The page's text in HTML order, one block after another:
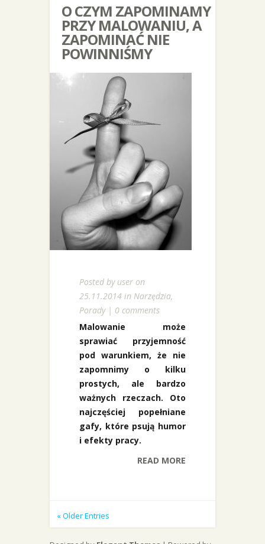
O CZYM ZAPOMINAMY
PRZY MALOWANIU, A
ZAPOMINAĆ NIE
POWINNIŚMY
Posted by user on
25.11.2014 in Narzędzia,
Porady| 0 comments
Malowanie może
sprawiać przyjemność
pod warunkiem, że nie
zapomnimy o kilku
prostych, ale bardzo
ważnych rzeczach. Oto
najczęściej popełniane
gafy, które psują humor
i efekty pracy.
READ MORE
« Older Entries